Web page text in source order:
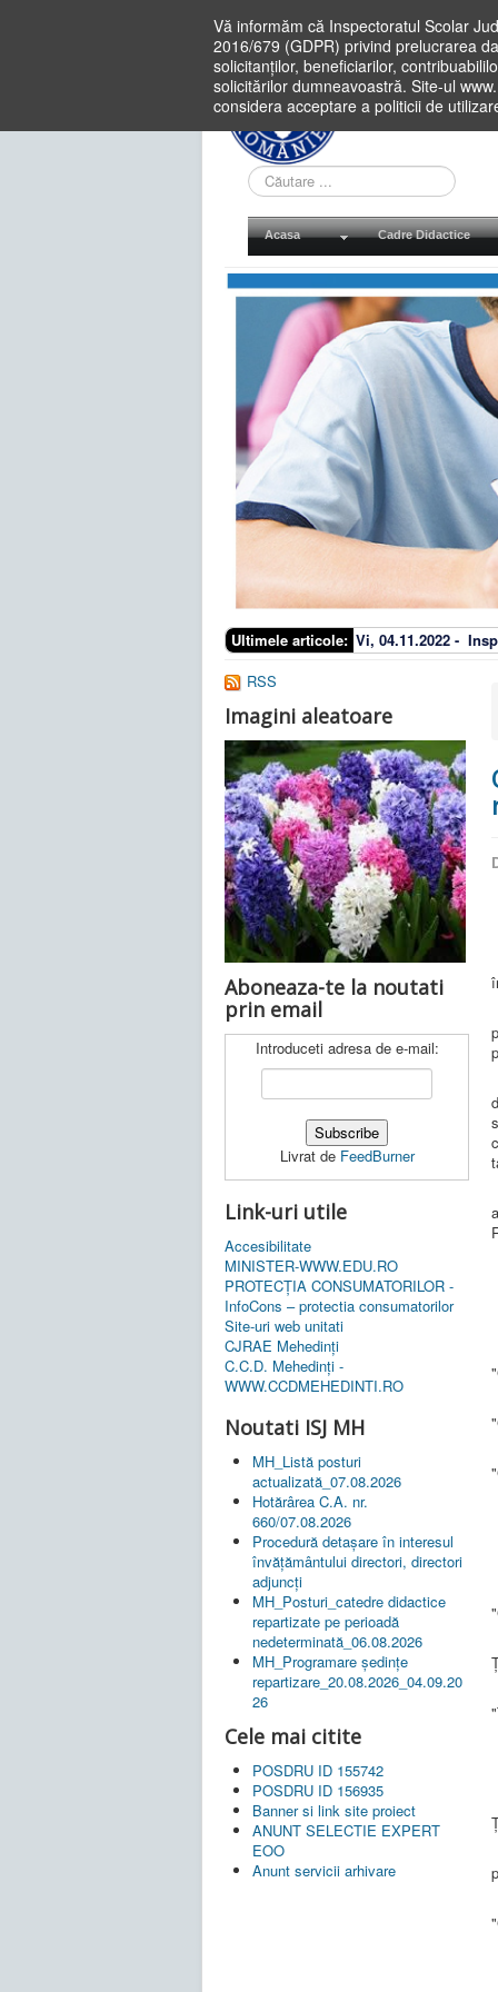
Vă informăm că Inspectoratul Scolar
2016/679 (GDPR) privind prelucrarea
solicitanților, beneficiarilor,
solicitărilor dumneavoastră. Site-ul
considera acceptare a politicii de
Cauta
in
site
Acasa Cadre Didactice
Ultimele articole: Vi, 04.11.2022 -
RSS
Imagini aleatoare
Aboneaza-te la noutati
prin email
Introduceti adresa de e-mail:
Livrat de FeedBurner
Link-uri utile
Accesibilitate
MINISTER-WWW.EDU.RO
PROTECȚIA CONSUMATORILOR -
InfoCons – protectia consumatorilor
Site-uri web unitati
CJRAE Mehedinți
C.C.D. Mehedinţi -
WWW.CCDMEHEDINTI.RO
Noutati ISJ MH
MH_Listă posturi
actualizată_07.08.2026
Hotărârea C.A. nr.
660/07.08.2026
Procedură detașare în interesul
învățământului directori, directori
adjuncți
MH_Posturi_catedre didactice
repartizate pe perioadă
nedeterminată_06.08.2026
MH_Programare ședințe
repartizare_20.08.2026_04.09.20
26
Cele mai citite
POSDRU ID 155742
POSDRU ID 156935
Banner si link site proiect
ANUNT SELECTIE EXPERT
EOO
Anunt servicii arhivare